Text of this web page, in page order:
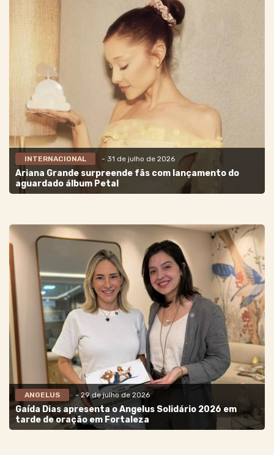
INTERNACIONAL - 31 de julho de 2026
Ariana Grande surpreende fãs com lançamento do
aguardado álbum Petal
ANGELUS - 29 de julho de 2026
Gaída Dias apresenta o Angelus Solidário 2026 em
tarde de oração em Fortaleza